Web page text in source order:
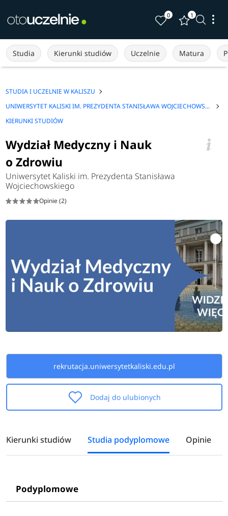
0 1
Studia Kierunki studiów Uczelnie Matura
STUDIA I UCZELNIE W KALISZU
UNIWERSYTET KALISKI IM. PREZYDENTA STANISŁAWA WOJCIECHOWSKIEGO
KIERUNKI STUDIÓW
Wydział Medyczny i Nauk
o Zdrowiu
Uniwersytet Kaliski im. Prezydenta Stanisława
Wojciechowskiego
Opinie (2)
rekrutacja.uniwersytetkaliski.edu.pl
Dodaj do ulubionych
Kierunki studiów Studia podyplomowe Opinie
Podyplomowe